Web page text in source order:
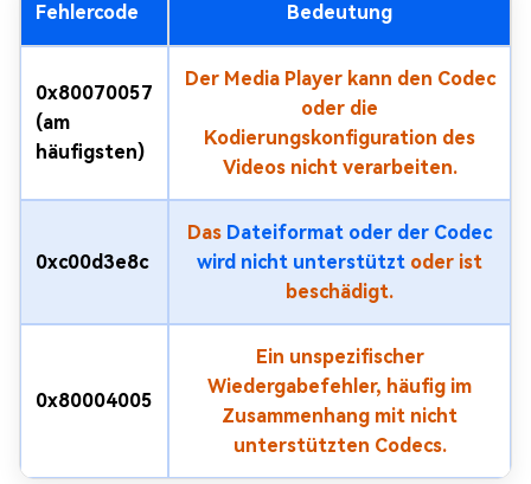
Fehlercode Bedeutung
0x80070057
(am
häufigsten)
Der Media Player kann den Codec
oder die
Kodierungskonfiguration des
Videos nicht verarbeiten.
0xc00d3e8c
Das Dateiformat oder der Codec
wird nicht unterstützt oder ist
beschädigt.
0x80004005
Ein unspezifischer
Wiedergabefehler, häufig im
Zusammenhang mit nicht
unterstützten Codecs.